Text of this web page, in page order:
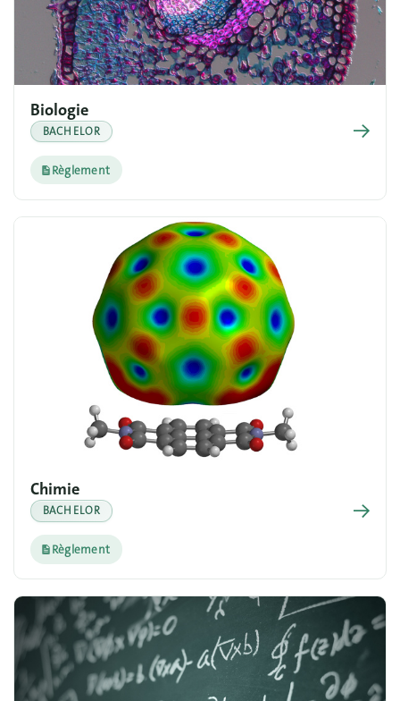
Biologie
BACHELOR →
Règlement
Chimie
BACHELOR →
Règlement